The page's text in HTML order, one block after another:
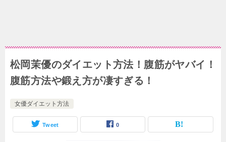
松岡茉優のダイエット方法！腹筋がヤバイ！
腹筋方法や鍛え方が凄すぎる！
女優ダイエット方法
Tweet 0